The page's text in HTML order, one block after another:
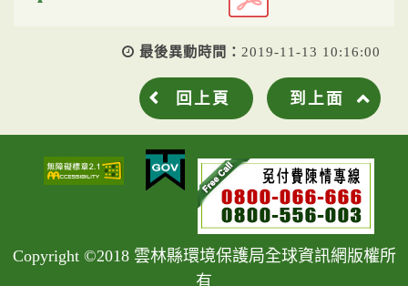
最後異動時間： 2019-11-13 10:16:00
回上頁 到上面
Copyright ©2018 雲林縣環境保護局全球資訊網版權所
有